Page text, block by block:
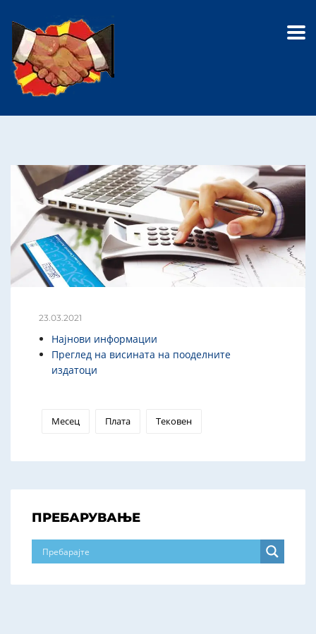
23.03.2021
Најнови информации
Преглед на висината на пооделните
издатоци
Месец Плата Тековен
ПРЕБАРУВАЊЕ